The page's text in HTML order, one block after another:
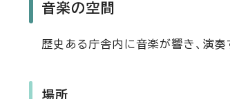
音楽の空間
歴史ある庁舎内に音楽が響き、演奏
場所